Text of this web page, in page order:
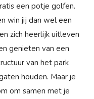
een potje golfen.
win jij dan wel een
zich heerlijk uitleven
genieten van een
van het park
houden. Maar je
om samen met je